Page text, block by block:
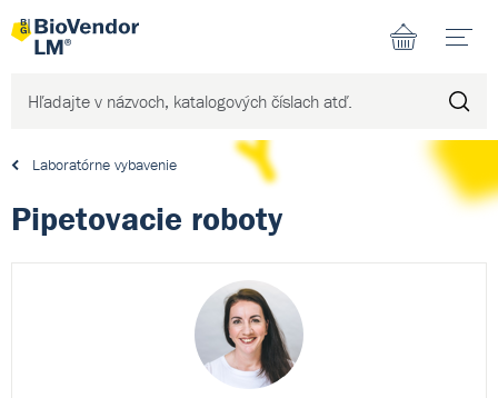
Laboratórne vybavenie
Pipetovacie roboty